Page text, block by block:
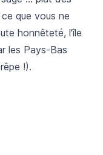
que vous ne
honnêteté, l'île
les Pays-Bas
!).